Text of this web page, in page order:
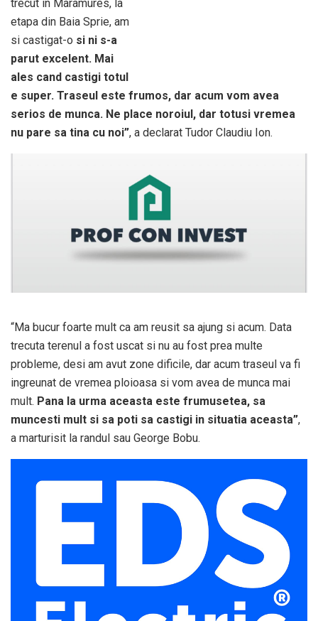
trecut in Maramures, la
etapa din Baia Sprie, am
si castigat-o si ni s-a
parut excelent. Mai
ales cand castigi totul
e super. Traseul este frumos, dar acum vom avea
serios de munca. Ne place noroiul, dar totusi vremea
nu pare sa tina cu noi”, a declarat Tudor Claudiu Ion.
“Ma bucur foarte mult ca am reusit sa ajung si acum. Data
trecuta terenul a fost uscat si nu au fost prea multe
probleme, desi am avut zone dificile, dar acum traseul va fi
ingreunat de vremea ploioasa si vom avea de munca mai
mult. Pana la urma aceasta este frumusetea, sa
muncesti mult si sa poti sa castigi in situatia aceasta”,
a marturisit la randul sau George Bobu.